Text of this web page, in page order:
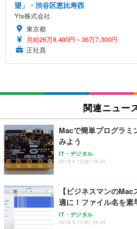
望」・渋谷区恵比寿西
Yts株式会社
東京都
月給26万8,400円～36万7,300円
正社員
関連ニュー
Macで簡単プログラ
みよう
IT・デジタル
2018.4.13(金) 16:36
【ビジネスマンの
適に！ファイル名を素
IT・デジタル
2018.5.17(木) 16:34